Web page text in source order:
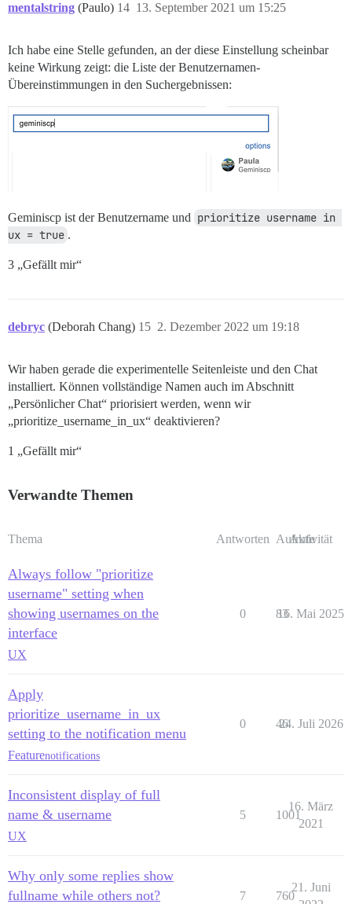
mentalstring (Paulo) 13. September 2021 um 15:25
14
Ich habe eine Stelle gefunden, an der diese Einstellung scheinbar
keine Wirkung zeigt: die Liste der Benutzernamen-
Übereinstimmungen in den Suchergebnissen:
Geminiscp ist der Benutzername und prioritize username in
ux = true .
3 „Gefällt mir“
debryc (Deborah Chang) 2. Dezember 2022 um 19:18
15
Wir haben gerade die experimentelle Seitenleiste und den Chat
installiert. Können vollständige Namen auch im Abschnitt
„Persönlicher Chat“ priorisiert werden, wenn wir
„prioritize_username_in_ux“ deaktivieren?
1 „Gefällt mir“
Verwandte Themen
Thema Antworten Aufrufe
Aktivität
Always follow "prioritize
username" setting when
showing usernames on the
interface
UX
0 83
16. Mai 2025
Apply
prioritize_username_in_ux
setting to the notification menu
Featurenotifications
0 46
24. Juli 2026
Inconsistent display of full
name & username
UX
5 1001
16. März
2021
Why only some replies show
fullname while others not?
7 760
21. Juni